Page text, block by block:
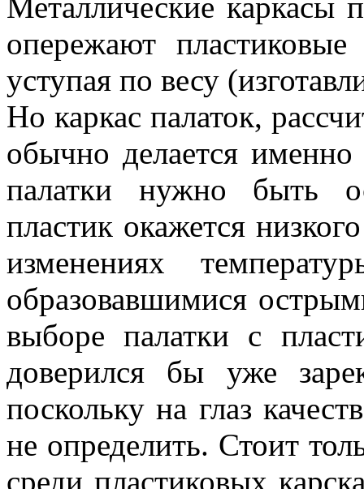
опережают
уступая по весу
Но каркас палаток,
обычно делается
палатки нужно быть
пластик окажется
изменениях
образовавшимися
выборе палатки с
доверился бы уже
поскольку на глаз
не определить. Стоит
среди пластиковых